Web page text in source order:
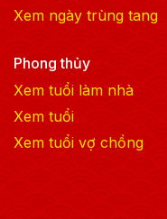
Xem ngày trùng tang
Phong thủy
Xem tuổi làm nhà
Xem tuổi
Xem tuổi vợ chồng